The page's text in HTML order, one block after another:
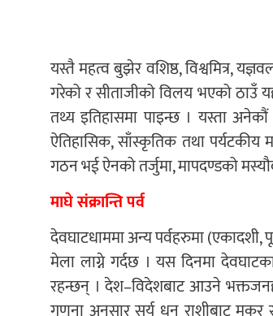
यस्तै महत्व बुझेर वशिष्ठ, विश्वमित्र,
गरेको र सीताजीको विलय भएको ठाउँ
तथ्य इतिहासमा पाइन्छ । यस्ता
ऐतिहासिक, साँस्कृतिक तथा पर्यटकीय
गठन भई ऐनको तर्जुमा, मापदण्डको
माघे संक्रान्ति पर्व
देवघाटधाममा अन्य पर्वहरुमा (एकादशी,
मेला लाग्ने गर्दछ । यस दिनमा
रहन्छन् । देश–विदेशबाट आउने